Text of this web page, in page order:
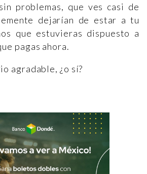
problemas, que ves casi de
dejarían de estar a tu
que estuvieras dispuesto a
pagas ahora.
agradable, ¿o sí?